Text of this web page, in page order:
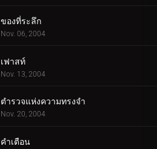
ของที่ระลึก
Nov. 06, 2004
เฟาสท์
Nov. 13, 2004
ตำรวจแห่งความทรงจำ
Nov. 20, 2004
คำเตือน